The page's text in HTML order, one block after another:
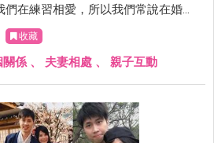
在練習相愛，所以我們常說在婚姻
。
收藏
關係 、 夫妻相處 、 親子互動